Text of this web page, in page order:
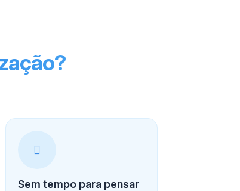
Sem tempo para pensar